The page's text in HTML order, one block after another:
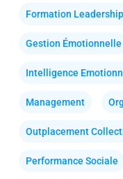
Formation Leadership
Gestion Émotionnelle
Intelligence
Management
Outplacement
Performance Sociale